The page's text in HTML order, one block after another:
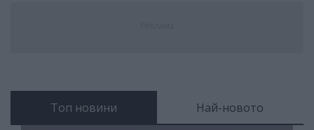
Топ новини Най-новото